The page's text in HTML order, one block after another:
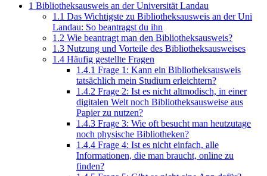
1 Bibliotheksausweis an der Universität Landau
1.1 Das Wichtigste zu Bibliotheksausweis an der Uni
Landau: So beantragst du ihn
1.2 Wie beantragt man den Bibliotheksausweis?
1.3 Nutzung und Vorteile des Bibliotheksausweises
1.4 Häufig gestellte Fragen
1.4.1 Frage 1: Kann ein Bibliotheksausweis
tatsächlich mein Studium erleichtern?
1.4.2 Frage 2: Ist es nicht altmodisch, in einer
digitalen Welt noch Bibliotheksausweise aus
Papier zu nutzen?
1.4.3 Frage 3: Wie oft besucht man heutzutage
noch physische Bibliotheken?
1.4.4 Frage 4: Ist es nicht einfach, alle
Informationen, die man braucht, online zu
finden?